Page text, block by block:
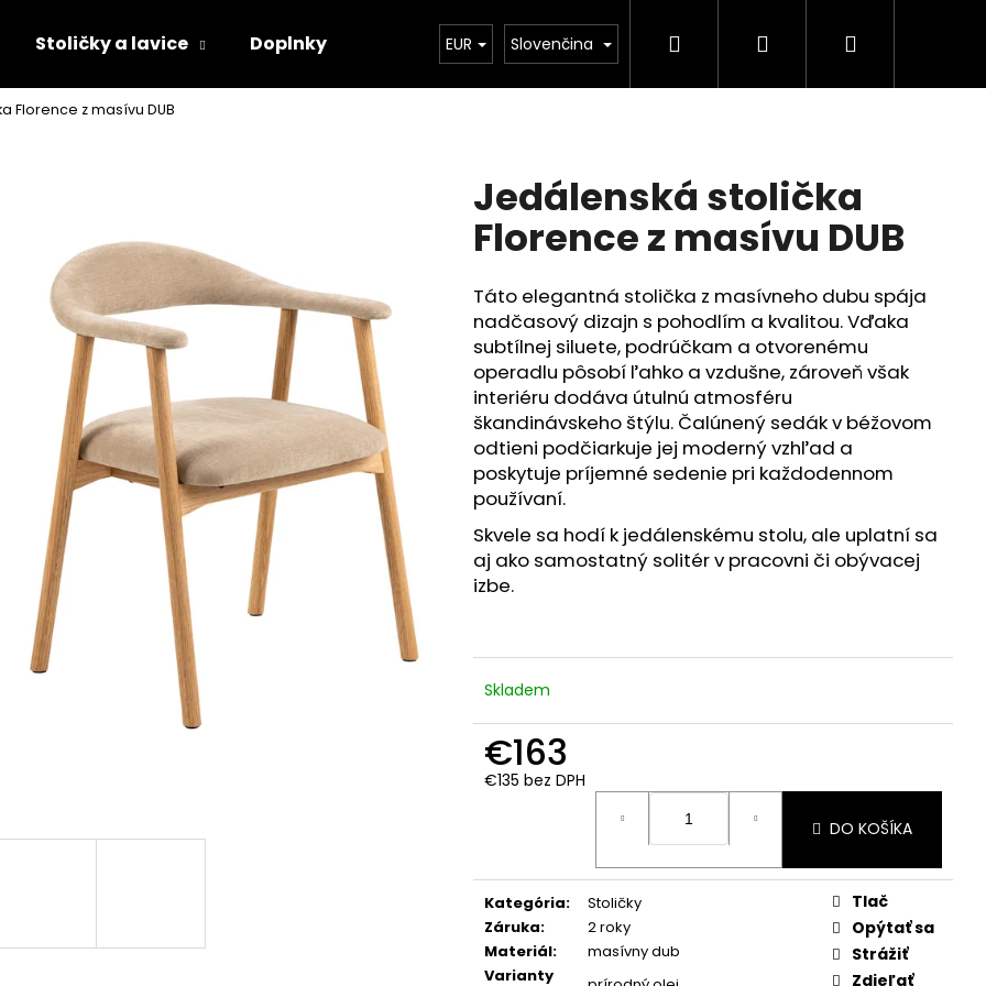
Stoličky a lavice Doplnky Konfigurátor Zákazková výroba Odstíny
EUR Slovenčina Hľadať PrihlásenieNákupný
Florence z masívu DUB
Jedálenská stolička
Florence z masívu DUB
Táto elegantná stolička z masívneho dubu spája
nadčasový dizajn s pohodlím a kvalitou. Vďaka
subtílnej siluete, podrúčkam a otvorenému
operadlu pôsobí ľahko a vzdušne, zároveň však
interiéru dodáva útulnú atmosféru
škandinávskeho štýlu. Čalúnený sedák v béžovom
odtieni podčiarkuje jej moderný vzhľad a
poskytuje príjemné sedenie pri každodennom
používaní.
Skvele sa hodí k jedálenskému stolu, ale uplatní sa
aj ako samostatný solitér v pracovni či obývacej
izbe.
Skladem
€163
€135 bez DPH
DO KOŠÍKA
Kategória:
Stoličky
Záruka:
2 roky
Materiál:
masívny dub
Varianty
Tlač
Opýtať sa
Strážiť
Zdieľať
Čo potrebujete nájsť?
Odporúčame